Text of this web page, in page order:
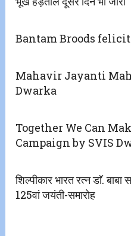
Bantam Broods
Mahavir Jayanti
Dwarka
Together We Can
Campaign by SVIS
शिल्पीकार भारत रत्न डाॅ.
125वां जयंती-समारोह